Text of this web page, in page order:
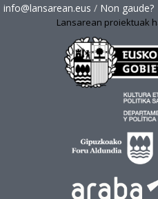
info@lansarean.eus / Non gaude?
Lansarean proiektuak